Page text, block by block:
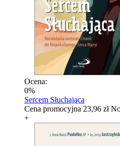
Ocena:
0%
Sercem Słuchająca
Cena promocyjna 23,96 zł
+